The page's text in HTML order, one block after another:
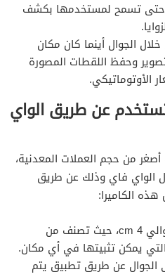
درجة وذلك حتى تسمح لمستخدمها بكشف
الجوال أينما كان مكان
وحفظ اللقطات المصورة
الأوتوماتيكي.
عن طريق الواي
من حجم العملات المعدنية،
الواي فاي وذلك عن طريق
الكاميرا:
يبلغ حجم هذه الكاميرا حوالي 4 cm، حيث تصنف من
يمكن تثبيتها في أي مكان.
الجوال عن طريق تطبيق يتم